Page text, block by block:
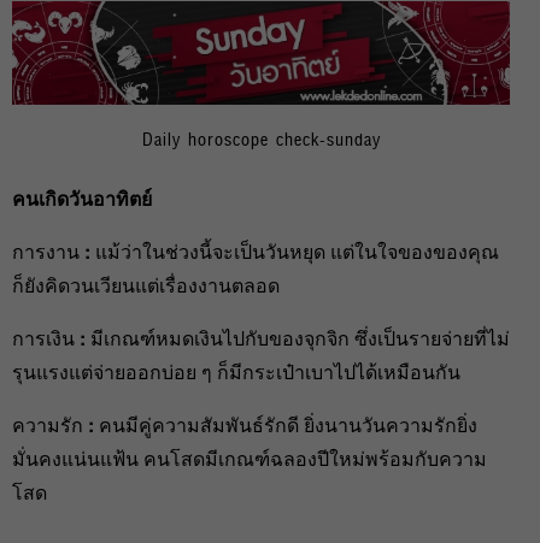
Daily horoscope check-sunday
คนเกิดวันอาทิตย์
การงาน : แม้ว่าในช่วงนี้จะเป็นวันหยุด แต่ในใจของของคุณ
ก็ยังคิดวนเวียนแต่เรื่องงานตลอด
การเงิน : มีเกณฑ์หมดเงินไปกับของจุกจิก ซึ่งเป็นรายจ่ายที่ไม่
รุนแรงแต่จ่ายออกบ่อย ๆ ก็มีกระเป๋าเบาไปได้เหมือนกัน
ความรัก : คนมีคู่ความสัมพันธ์รักดี ยิ่งนานวันความรักยิ่ง
มั่นคงแน่นแฟ้น คนโสดมีเกณฑ์ฉลองปีใหม่พร้อมกับความ
โสด